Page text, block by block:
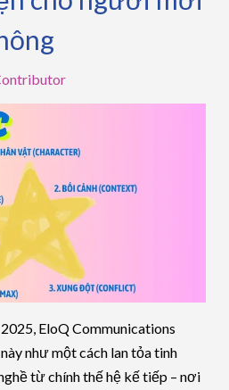
EloQ Communications
như một cách lan tỏa tinh
từ chính thế hệ kế tiếp – nơi